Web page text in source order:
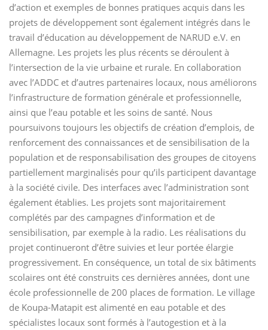
d’action et exemples de bonnes pratiques acquis dans les
projets de développement sont également intégrés dans le
travail d’éducation au développement de NARUD e.V. en
Allemagne. Les projets les plus récents se déroulent à
l’intersection de la vie urbaine et rurale. En collaboration
avec l’ADDC et d’autres partenaires locaux, nous améliorons
l’infrastructure de formation générale et professionnelle,
ainsi que l’eau potable et les soins de santé. Nous
poursuivons toujours les objectifs de création d’emplois, de
renforcement des connaissances et de sensibilisation de la
population et de responsabilisation des groupes de citoyens
partiellement marginalisés pour qu’ils participent davantage
à la société civile. Des interfaces avec l’administration sont
également établies. Les projets sont majoritairement
complétés par des campagnes d’information et de
sensibilisation, par exemple à la radio. Les réalisations du
projet continueront d’être suivies et leur portée élargie
progressivement. En conséquence, un total de six bâtiments
scolaires ont été construits ces dernières années, dont une
école professionnelle de 200 places de formation. Le village
de Koupa-Matapit est alimenté en eau potable et des
spécialistes locaux sont formés à l’autogestion et à la